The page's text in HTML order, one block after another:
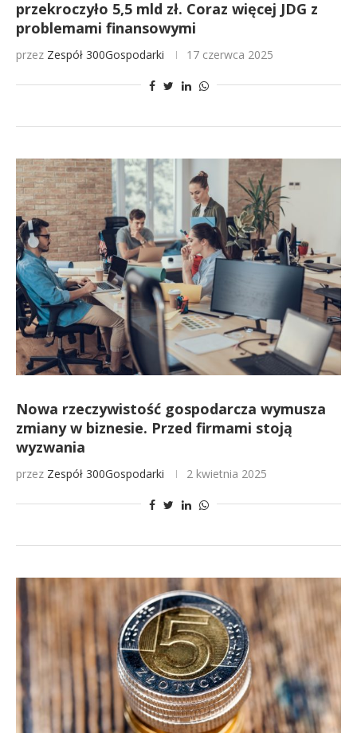
przekroczyło 5,5 mld zł. Coraz więcej JDG z
problemami finansowymi
przez Zespół 300Gospodarki 17 czerwca 2025
Nowa rzeczywistość gospodarcza wymusza
zmiany w biznesie. Przed firmami stoją
wyzwania
przez Zespół 300Gospodarki 2 kwietnia 2025